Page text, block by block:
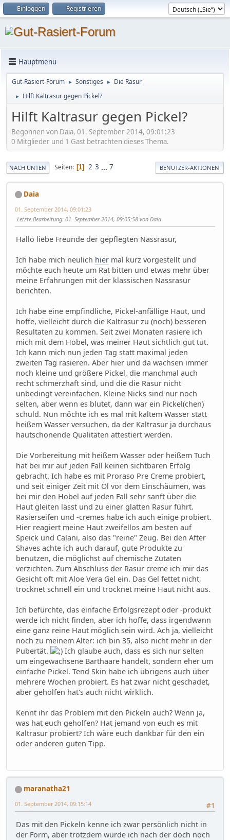
Einloggen Registrieren
Hauptmenü
Gut-Rasiert-Forum ► Sonstiges ► Die Rasur
► Hilft Kaltrasur gegen Pickel?
Hilft Kaltrasur gegen Pickel?
Begonnen von Daia, 01. September 2014, 09:01:23
0 Mitglieder und 1 Gast betrachten dieses Thema.
NACH UNTEN Seiten 1 2 3 ... 7 BENUTZER-AKTIONEN
Daia
01. September 2014, 09:01:23
Letzte Bearbeitung: 01. September 2014, 09:05:58 von Daia
Hallo liebe Freunde der gepflegten Nassrasur,
Ich habe mich neulich hier mal kurz vorgestellt und
möchte euch heute um Rat bitten und etwas mehr über
meine Erfahrungen mit der klassischen Nassrasur
berichten.
Ich habe eine empfindliche, Pickel-anfällige Haut, und
hoffe, vielleicht durch die Kaltrasur zu (noch) besseren
Resultaten zu kommen. Seit zwei Monaten rasiere ich
mich mit dem Hobel, was meiner Haut sichtlich gut tut.
Ich kann mich nun jeden Tag statt maximal jeden
zweiten Tag rasieren. Aber hier und da wachsen immer
noch kleine und größere Pickel, die manchmal auch
recht schmerzhaft sind, und die die Rasur nicht
unbedingt vereinfachen. Kleine Nicks sind nur noch
selten, aber wenn es blutet, dann war ein Pickel(chen)
schuld. Nun möchte ich es mal mit kaltem Wasser statt
heißem Wasser versuchen, da der Kaltrasur ja durchaus
hautschonende Qualitäten attestiert werden.
Die Vorbereitung mit heißem Wasser oder heißem Tuch
hat bei mir auf jeden Fall keinen sichtbaren Erfolg
gebracht. Ich habe es mit Proraso Pre Creme probiert,
und seit einiger Zeit mit Öl vor dem Einschäumen, was
bei mir den Hobel auf jeden Fall sehr sanft über die
Haut gleiten lässt und zu einer glatten Rasur führt.
Rasierseifen und -cremes habe ich auch einige probiert.
Hier reagiert meine Haut zweifellos am besten auf
Speick und Calani, also das "reine" Zeug. Bei den After
Shaves achte ich auch darauf, gute Produkte zu
benutzen, die möglichst auf chemische Zutaten
verzichten. Zum Abschluss der Rasur creme ich mir das
Gesicht oft mit Aloe Vera Gel ein. Das Gel fettet nicht,
trocknet schnell ein und trocknet meine Haut nicht aus.
Ich befürchte, das einfache Erfolgsrezept oder -produkt
werde ich nicht finden, aber ich hoffe, dass irgendwann
eine ganz reine Haut möglich sein wird. Ach ja, vielleicht
noch zu meinem Alter: ich bin 35, also nicht mehr in der
Pubertät.
Ich glaube auch, dass es sich nur selten
um eingewachsene Barthaare handelt, sondern eher um
einfache Pickel. Tend Skin habe ich übrigens auch über
mehrere Wochen probiert. Es hat zwar nicht geschadet,
aber geholfen hat's auch nicht wirklich.
Kennt ihr das Problem mit den Pickeln auch? Wenn ja,
was hat euch geholfen? Hat jemand von euch es mit
Kaltrasur probiert? Ich wäre euch dankbar für den ein
oder anderen guten Tipp.
maranatha21
#1
01. September 2014, 09:15:14
Das mit den Pickeln kenne ich zwar persönlich nicht in
der Form, aber trotzdem würde ich nach der doch noch